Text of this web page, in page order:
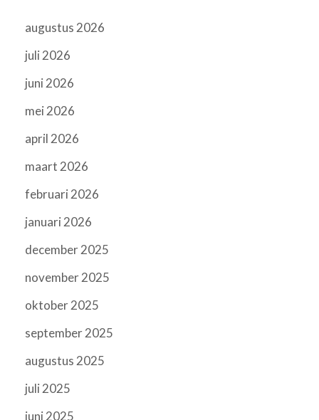
augustus 2026
juli 2026
juni 2026
mei 2026
april 2026
maart 2026
februari 2026
januari 2026
december 2025
november 2025
oktober 2025
september 2025
augustus 2025
juli 2025
juni 2025